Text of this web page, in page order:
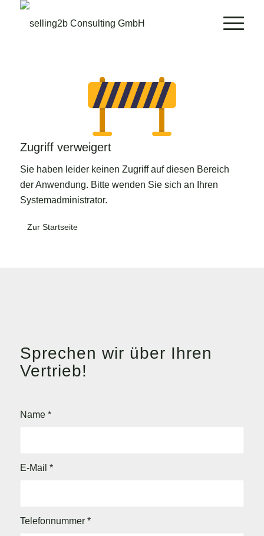
Zugriff verweigert
Sie haben leider keinen Zugriff auf diesen Bereich
der Anwendung. Bitte wenden Sie sich an Ihren
Systemadministrator.
Zur Startseite
Sprechen wir über Ihren
Vertrieb!
Name *
E-Mail *
Telefonnummer *